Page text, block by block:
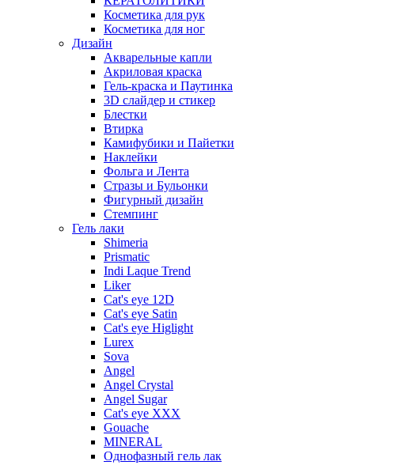
Косметика для рук
Косметика для ног
Дизайн
Акварельные капли
Акриловая краска
Гель-краска и Паутинка
3D слайдер и стикер
Блестки
Втирка
Камифубики и Пайетки
Наклейки
Фольга и Лента
Стразы и Бульонки
Фигурный дизайн
Стемпинг
Гель лаки
Shimeria
Prismatic
Indi Laque Trend
Liker
Cat's eye 12D
Cat's eye Satin
Cat's eye Higlight
Lurex
Sova
Angel
Angel Crystal
Angel Sugar
Cat's eye XXX
Gouache
MINERAL
Однофазный гель лак